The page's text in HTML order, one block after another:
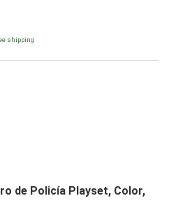
shipping
de Policía Playset, Color,